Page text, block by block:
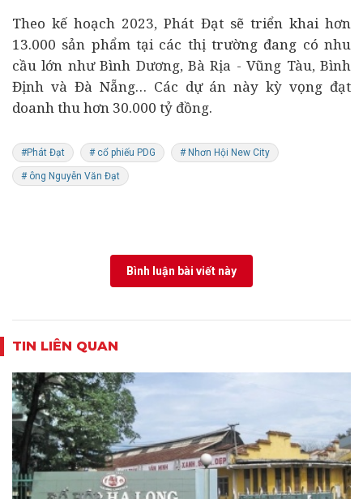
Theo kế hoạch 2023, Phát Đạt sẽ triển khai hơn
13.000 sản phẩm tại các thị trường đang có nhu
cầu lớn như Bình Dương, Bà Rịa - Vũng Tàu, Bình
Định và Đà Nẵng… Các dự án này kỳ vọng đạt
doanh thu hơn 30.000 tỷ đồng.
#Phát Đạt # cổ phiếu PDG # Nhơn Hội New City
# ông Nguyễn Văn Đạt
Bình luận bài viết này
TIN LIÊN QUAN